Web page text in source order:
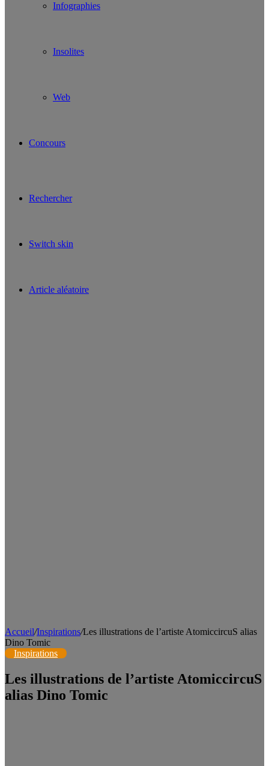
Infographies
Insolites
Web
Concours
Rechercher
Switch skin
Article aléatoire
Accueil/Inspirations/Les illustrations de l’artiste AtomiccircuS alias
Dino Tomic
Inspirations
Les illustrations de l’artiste AtomiccircuS
alias Dino Tomic